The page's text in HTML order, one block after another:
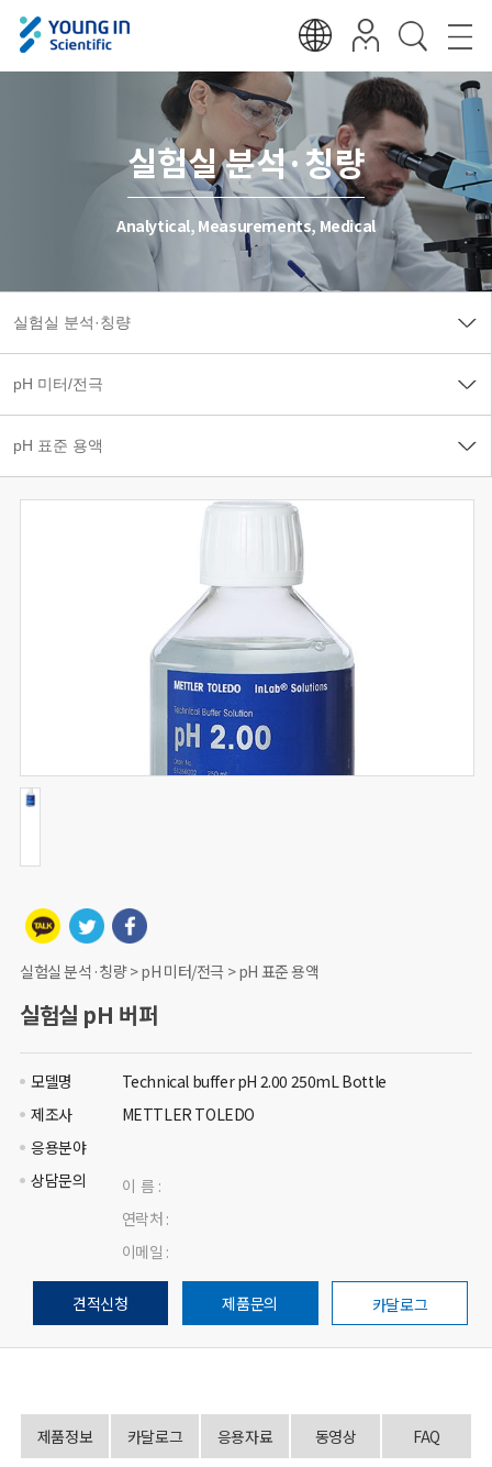
실험실 분석·칭량
Analytical, Measurements, Medical
실험실 분석·칭량 > pH 미터/전극 > pH 표준 용액
실험실 pH 버퍼
모델명
Technical buffer pH 2.00 250mL Bottle
제조사
METTLER TOLEDO
응용분야
상담문의
이 름 :
연락처 :
이메일 :
견적신청 제품문의 카달로그
제품정보 카달로그 응용자료 동영상 FAQ